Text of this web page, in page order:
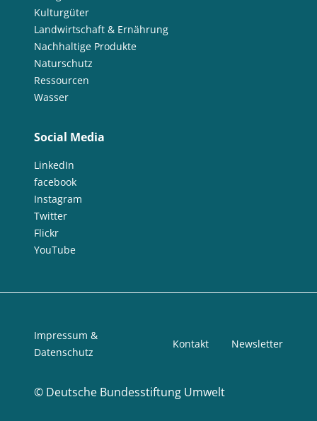
Kulturgüter
Landwirtschaft & Ernährung
Nachhaltige Produkte
Naturschutz
Ressourcen
Wasser
Social Media
LinkedIn
facebook
Instagram
Twitter
Flickr
YouTube
© Deutsche Bundesstiftung Umwelt
Impressum &
Datenschutz
Kontakt Newsletter